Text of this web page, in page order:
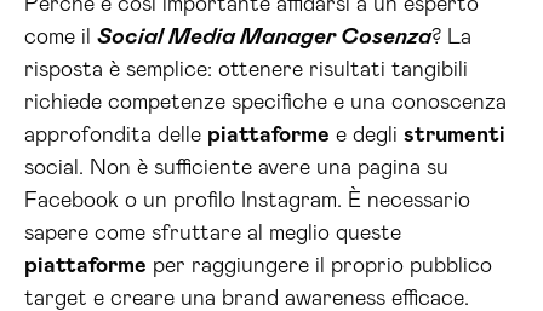
Perché è così importante affidarsi a un esperto
come il Social Media Manager Cosenza? La
risposta è semplice: ottenere risultati tangibili
richiede competenze specifiche e una conoscenza
approfondita delle piattaforme e degli strumenti
social. Non è sufficiente avere una pagina su
Facebook o un profilo Instagram. È necessario
sapere come sfruttare al meglio queste
piattaforme per raggiungere il proprio pubblico
target e creare una brand awareness efficace.